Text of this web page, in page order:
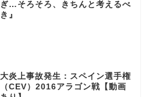
ぎ…そろそろ、きちんと考えるべ
き』
大炎上事故発生：スペイン選手権
（CEV）2016アラゴン戦【動画